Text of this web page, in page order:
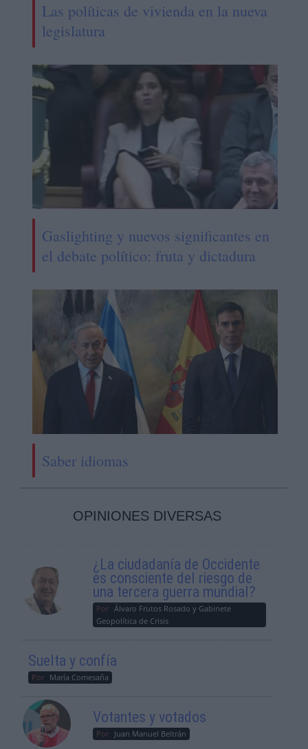
Las políticas de vivienda en la nueva
legislatura
Gaslighting y nuevos significantes en
el debate político: fruta y dictadura
Saber idiomas
OPINIONES DIVERSAS
¿La ciudadanía de Occidente
es consciente del riesgo de
una tercera guerra mundial?
Por Álvaro Frutos Rosado y Gabinete
Geopolítica de Crisis
Suelta y confía
Por María Comesaña
Votantes y votados
Por Juan Manuel Beltrán